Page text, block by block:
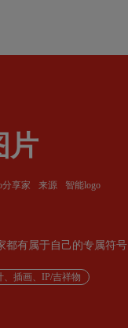
片
分享家 来源 智能logo
都有属于自己的专属符号
、插画、IP/吉祥物